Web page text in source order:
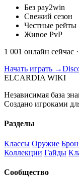
Без pay2win
Свежий сезон
Честные рейты
Живое PvP
1 001 онлайн сейчас
Начать играть →
ELCARDIA WIKI
Независимая база
Создано игроками
Разделы
Классы Оружие
Коллекции Гайды
Сообщество